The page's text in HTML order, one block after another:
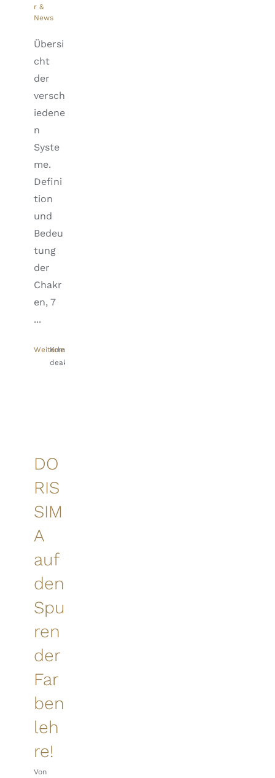
r &
News
Übersi
cht
der
versch
iedene
n
Syste
me.
Defini
tion
und
Bedeu
tung
der
Chakr
en, 7
...
Weiterlesen
Kommentare
deaktiviert
DO
RIS
SIM
A
auf
den
Spu
ren
der
Far
ben
leh
re!
Von